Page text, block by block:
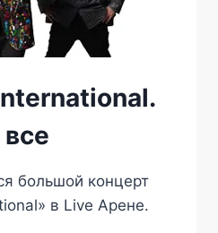
большой концерт
в Live Арене.